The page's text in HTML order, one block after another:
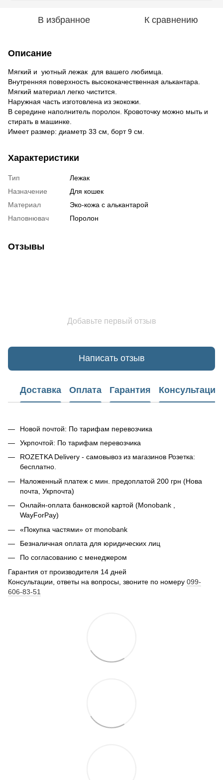
В избранное К сравнению
Описание
Мягкий и уютный лежак для вашего любимца.
Внутренняя поверхность высококачественная алькантара.
Мягкий материал легко чистится.
Наружная часть изготовлена ​​из экокожи.
В середине наполнитель поролон. Кровоточку можно мыть и
стирать в машинке.
Имеет размер: диаметр 33 см, борт 9 см.
Характеристики
Тип
Лежак
Назначение
Для кошек
Материал
Эко-кожа с алькантарой
Наповнювач
Поролон
Отзывы
Добавьте первый отзыв
Написать отзыв
Доставка Оплата Гарантия Консультация
Новой почтой: По тарифам перевозчика
Укрпочтой: По тарифам перевозчика
ROZETKA Delivery - самовывоз из магазинов Розетка:
бесплатно.
Наложенный платеж с мин. предоплатой 200 грн (Нова
почта, Укрпочта)
Онлайн-оплата банковской картой (Monobank ,
WayForPay)
«Покупка частями» от monobank
Безналичная оплата для юридических лиц
По согласованию с менеджером
Гарантия от производителя 14 дней
Консультации, ответы на вопросы, звоните по номеру 099-
606-83-51